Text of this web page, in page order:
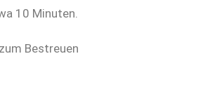
10 Minuten.
Bestreuen